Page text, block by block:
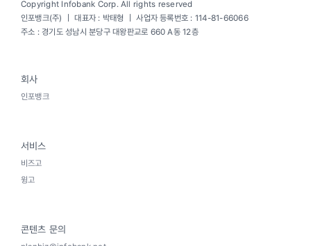
Copyright Infobank Corp. All rights reserved
인포뱅크(주) ｜ 대표자 : 박태형 ｜ 사업자 등록번호 : 114-81-66066
주소 : 경기도 성남시 분당구 대왕판교로 660 A동 12층
회사
인포뱅크
서비스
비즈고
윙고
콘텐츠 문의